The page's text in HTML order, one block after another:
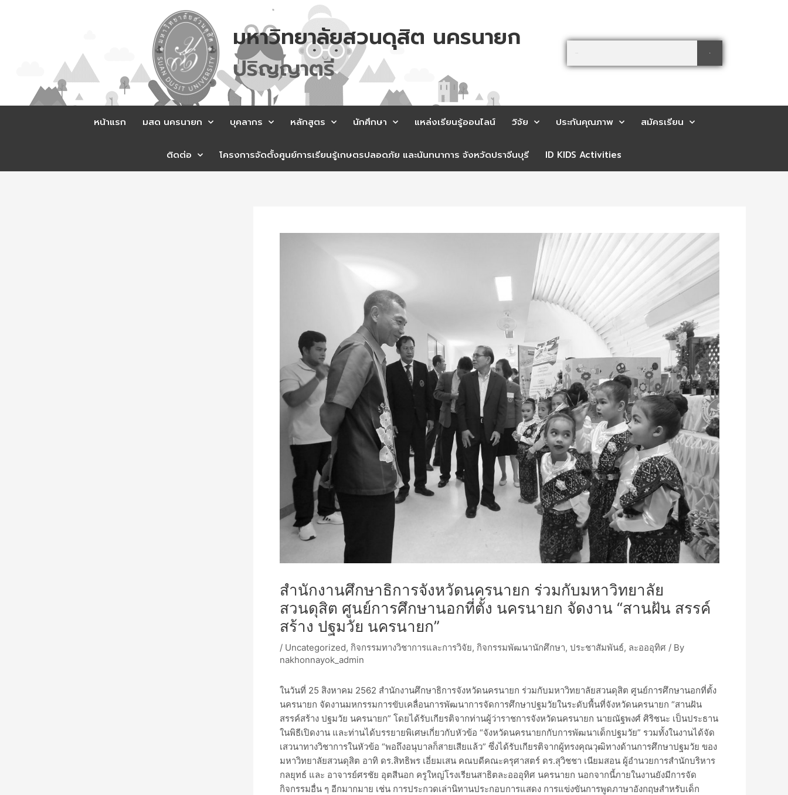
มหาวิทยาลัยสวนดุสิต นครนายก
ปรญญาตร
Search
หน้าแรก มสด นครนายก บุคลากร หลักสูตร นักศึกษา แหล่งเรียนรู้ออนไลน์ วิจัย ประกันคุณภาพ สมัครเรียน
ติดต่อ โครงการจัดตั้งศูนย์การเรียนรู้เกษตรปลอดภัย และนันทนาการ จังหวัดปราจีนบุรี ID KIDS Activities
สำนักงานศึกษาธิการจังหวัดนครนายก ร่วมกับมหาวิทยาลัย
สวนดุสิต ศูนย์การศึกษานอกที่ตั้ง นครนายก จัดงาน “สานฝัน สรรค์
สร้าง ปฐมวัย นครนายก”
/ Uncategorized, กิจกรรมทางวิชาการและการวิจัย, กิจกรรมพัฒนานักศึกษา, ประชาสัมพันธ์, ละอออุทิศ / By
nakhonnayok_admin
ในวันที่ 25 สิงหาคม 2562 สำนักงานศึกษาธิการจังหวัดนครนายก ร่วมกับมหาวิทยาลัยสวนดุสิต ศูนย์การศึกษานอกที่ตั้ง
นครนายก จัดงานมหกรรมการขับเคลื่อนการพัฒนาการจัดการศึกษาปฐมวัยในระดับพื้นที่จังหวัดนครนายก “สานฝัน
สรรค์สร้าง ปฐมวัย นครนายก” โดยได้รับเกียรติจากท่านผู้ว่าราชการจังหวัดนครนายก นายณัฐพงศ์ ศิริชนะ เป็นประธาน
ในพิธีเปิดงาน และท่านได้บรรยายพิเศษเกี่ยวกับหัวข้อ “จังหวัดนครนายกกับการพัฒนาเด็กปฐมวัย” รวมทั้งในงานได้จัด
เสวนาทางวิชาการในหัวข้อ “พอถึงอนุบาลก็สายเสียแล้ว” ซึ่งได้รับเกียรติจากผู้ทรงคุณวุฒิทางด้านการศึกษาปฐมวัย ของ
มหาวิทยาลัยสวนดุสิต อาทิ ดร.สิทธิพร เอี่ยมเสน คณบดีคณะครุศาสตร์ ดร.สุวิชชา เนียมสอน ผู้อำนวยการสำนักบริหาร
กลยุทธ์ และ อาจารย์ศรชัย อุตสีนอก ครูใหญ่โรงเรียนสาธิตละอออุทิศ นครนายก นอกจากนี้ภายในงานยังมีการจัด
กิจกรรมอื่น ๆ อีกมากมาย เช่น การประกวดเล่านิทานประกอบการแสดง การแข่งขันการพูดภาษาอังกฤษสำหรับเด็ก